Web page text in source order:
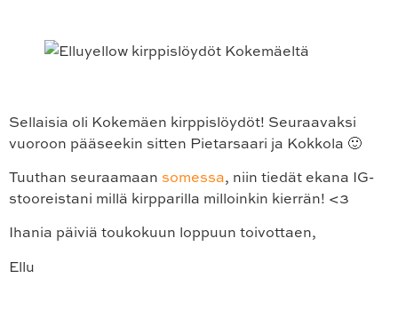
Sellaisia oli Kokemäen kirppislöydöt! Seuraavaksi
vuoroon pääseekin sitten Pietarsaari ja Kokkola 🙂
Tuuthan seuraamaan somessa, niin tiedät ekana IG-
stooreistani millä kirpparilla milloinkin kierrän! <3
Ihania päiviä toukokuun loppuun toivottaen,
Ellu